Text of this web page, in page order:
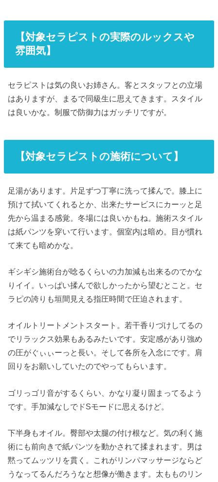
【対象セラピストの実際のルックスや
雰囲気】
セラピストは気の良いお姉さん。客とスタッフとの立場
はありますが、まるで同級生に思えてきます。スタイル
は良いかな。制服で防御力はガッチリですが。
【対象セラピストの施術について】
足湯があります。片足ずつ丁寧に洗って揉んで。膝上に
預けて拭いてくれるとか、出来たサービスにカーッと足
先から温まる感覚。冬場には良いかもね。施術スタイル
は紙パンツを穿いて行います。個室内は暗め。目が慣れ
て来ても暗めかな。
ギシギシ施術台が唸るくらいの力加減も出来るのでかな
りイイ。いっぱい揉んで欲しかったから望むとこと。セ
ラピの誇りも垣間見える指圧時間で圧迫されます。
オイルトリートメントスタート。若干香りづけしてるの
でリラックス効果もあるみたいです。安定感があり強め
の圧がぐぃぃーっと長い。そして各所を入念にです。肩
回りをお願いしていたのでやってもらいます。
ゴリっゴリ音がするくらい、かなり凝り固まってるよう
です。手加減なしでドSモードに思えるけど。
下半身もオイル。臀部や太腿の付け根など。気の利く施
術にも前向きで紙パンツを動かされて揉まれます。男は
黙ってムッツリを貫く。これがリンパマッサージならど
うなってるんだろうなと想像が働きます。太もものリン